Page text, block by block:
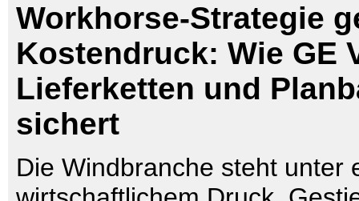
Workhorse-Strategie
Kostendruck: Wie GE
Lieferketten und
sichert
Die Windbranche steht unter